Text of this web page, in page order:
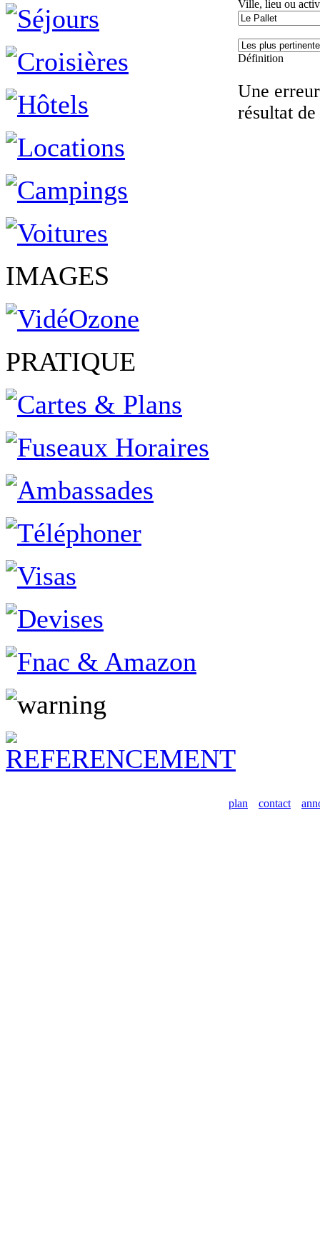
IMAGES
PRATIQUE
Ville, lieu ou
Définition
Une
résultat
plan contact